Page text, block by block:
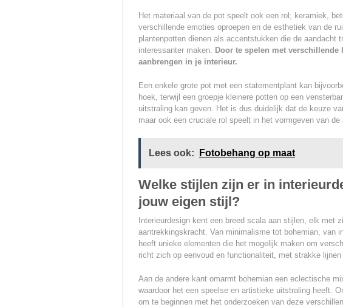
Het materiaal van de pot speelt ook een rol; keramiek,
verschillende emoties oproepen en de esthetiek van de
plantenpotten dienen als accentstukken die de aandacht
interessanter maken.
Door te spelen met
aanbrengen in je interieur.
Een enkele grote pot met een statementplant kan
hoek, terwijl een groepje kleinere potten op een
uitstraling kan geven. Het is dus duidelijk dat de keuze
maar ook een cruciale rol speelt in het vormgeven van de
Lees ook: Fotobehang op maat
Welke stijlen zijn er in
jouw eigen stijl?
Interieurdesign kent een breed scala aan stijlen, elk met
aantrekkingskracht. Van minimalisme tot bohemian, van
heeft unieke elementen die het mogelijk maken om
richt zich op eenvoud en functionaliteit, met strakke lijnen
Aan de andere kant omarmt bohemian een eclectische
waardoor het een speelse en artistieke uitstraling heeft.
om te beginnen met het onderzoeken van deze